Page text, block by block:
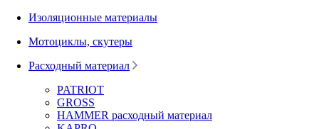
Изоляционные материалы
Мотоциклы, скутеры
Расходный материал
PATRIOT
GROSS
HAMMER расходный материал